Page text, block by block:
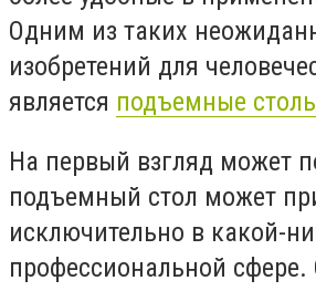
Одним из таких
изобретений для
является подъемные
На первый взгляд может
подъемный стол может
исключительно в какой-
профессиональной сфере.